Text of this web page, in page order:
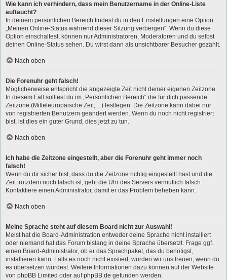
Wie kann ich verhindern, dass mein Benutzername in der Online-Liste
auftaucht?
In deinem persönlichen Bereich findest du in den Einstellungen eine Option
„Meinen Online-Status während dieser Sitzung verbergen“. Wenn du diese
Option einschaltest, können nur Administratoren, Moderatoren und du selbst
deinen Online-Status sehen. Du wirst dann als unsichtbarer Besucher gezählt.
Nach oben
Die Forenuhr geht falsch!
Möglicherweise entspricht die angezeigte Zeit nicht deiner eigenen Zeitzone.
In diesem Fall solltest du im „Persönlichen Bereich“ die für dich passende
Zeitzone (Mitteleuropäische Zeit, ...) festlegen. Die Zeitzone kann dabei nur
von registrierten Benutzern geändert werden. Wenn du noch nicht registriert
bist, ist dies ein guter Grund, dies jetzt zu tun.
Nach oben
Ich habe die Zeitzone eingestellt, aber die Forenuhr geht immer noch
falsch!
Wenn du dir sicher bist, dass du die Zeitzone richtig eingestellt hast und die
Zeit trotzdem noch falsch ist, geht die Uhr des Servers vermutlich falsch.
Kontaktiere einen Administrator, damit er das Problem beheben kann.
Nach oben
Meine Sprache steht auf diesem Board nicht zur Auswahl!
Meist hat die Board-Administration entweder deine Sprache nicht installiert
oder niemand hat das Forum bislang in deine Sprache übersetzt. Frage ggf.
einen Board-Administrator, ob er das Sprachpaket, das du benötigst,
installieren kann. Falls es noch nicht existiert, würden wir uns freuen, wenn du
es übersetzen würdest. Weitere Informationen dazu können auf der Website
von phpBB Limited oder aufphpBB.de gefunden werden.